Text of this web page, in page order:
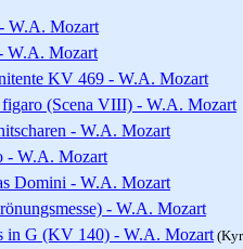
W.A. Mozart
W.A. Mozart
KV 469 - W.A. Mozart
(Scena VIII) - W.A. Mozart
- W.A. Mozart
- W.A. Mozart
Domini - W.A. Mozart
- W.A. Mozart
in G (KV 140) - W.A. Mozart